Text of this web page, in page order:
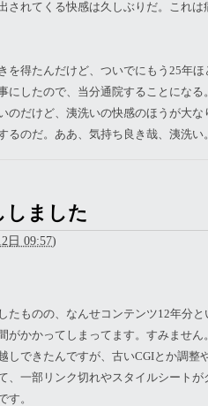
されてくる快感は久しぶりだ。これは
を得たんだけど、ついでにもう25年
にしたので、当分通院することになる
のだけど、洟洗いの快感のほうが大
るのだ。ああ、気持ち良き哉、洟洗い
しました
日 09:57)
たものの、なんせコンテンツ12年分
がかかってしまってます。すみません
しできたんですが、古いCGIとか調整
、一部リンク切れやスタイルシート
す。